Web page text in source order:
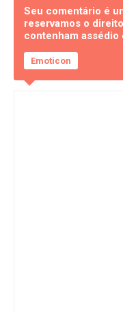
Seu comentário é
reservamos o
contenham assédio
Emoticon